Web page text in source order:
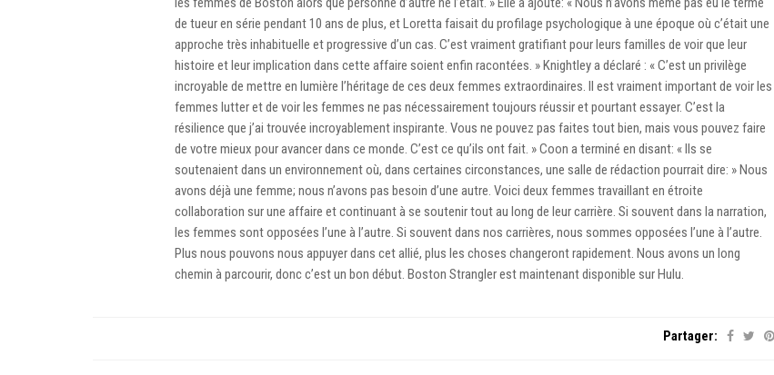
de tueur en série pendant 10 ans de plus, et Loretta faisait du profilage psychologique à une époque où c’était une
approche très inhabituelle et progressive d’un cas. C’est vraiment gratifiant pour leurs familles de voir que leur
histoire et leur implication dans cette affaire soient enfin racontées. » Knightley a déclaré : « C’est un privilège
incroyable de mettre en lumière l’héritage de ces deux femmes extraordinaires. Il est vraiment important de voir les
femmes lutter et de voir les femmes ne pas nécessairement toujours réussir et pourtant essayer. C’est la
résilience que j’ai trouvée incroyablement inspirante. Vous ne pouvez pas faites tout bien, mais vous pouvez faire
de votre mieux pour avancer dans ce monde. C’est ce qu’ils ont fait. » Coon a terminé en disant: « Ils se
soutenaient dans un environnement où, dans certaines circonstances, une salle de rédaction pourrait dire: » Nous
avons déjà une femme; nous n’avons pas besoin d’une autre. Voici deux femmes travaillant en étroite
collaboration sur une affaire et continuant à se soutenir tout au long de leur carrière. Si souvent dans la narration,
les femmes sont opposées l’une à l’autre. Si souvent dans nos carrières, nous sommes opposées l’une à l’autre.
Plus nous pouvons nous appuyer dans cet allié, plus les choses changeront rapidement. Nous avons un long
chemin à parcourir, donc c’est un bon début. Boston Strangler est maintenant disponible sur Hulu.
Partager: